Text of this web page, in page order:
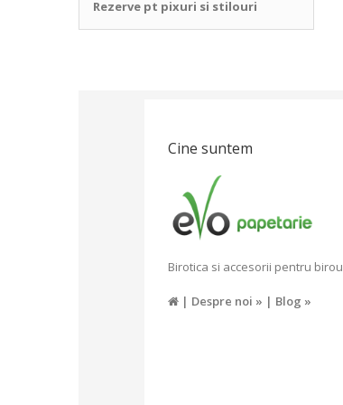
Rezerve pt pixuri si stilouri
Cine suntem
Birotica si accesorii pentru birou
| Despre noi » | Blog »